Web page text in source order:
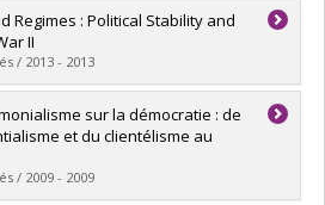
Papyrus
Regimes : Political Stability and
II
/ 2013 - 2013
François
Papyrus
sur la démocratie : de
et du clientélisme au
/ 2009 - 2009